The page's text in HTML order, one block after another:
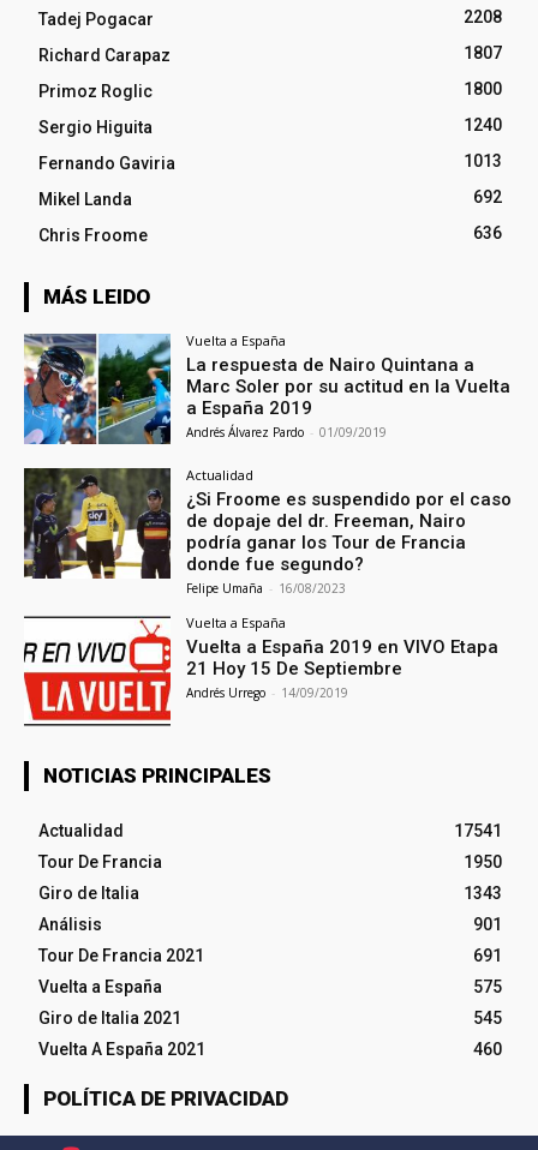
Tadej Pogacar
2208
Richard Carapaz
1807
Primoz Roglic
1800
Sergio Higuita
1240
Fernando Gaviria
1013
Mikel Landa
692
Chris Froome
636
MÁS LEIDO
Vuelta a España
La respuesta de Nairo Quintana a
Marc Soler por su actitud en la Vuelta
a España 2019
Andrés Álvarez Pardo - 01/09/2019
Actualidad
¿Si Froome es suspendido por el caso
de dopaje del dr. Freeman, Nairo
podría ganar los Tour de Francia
donde fue segundo?
Felipe Umaña - 16/08/2023
Vuelta a España
Vuelta a España 2019 en VIVO Etapa
21 Hoy 15 De Septiembre
Andrés Urrego - 14/09/2019
NOTICIAS PRINCIPALES
Actualidad
17541
Tour De Francia
1950
Giro de Italia
1343
Análisis
901
Tour De Francia 2021
691
Vuelta a España
575
Giro de Italia 2021
545
Vuelta A España 2021
460
POLÍTICA DE PRIVACIDAD